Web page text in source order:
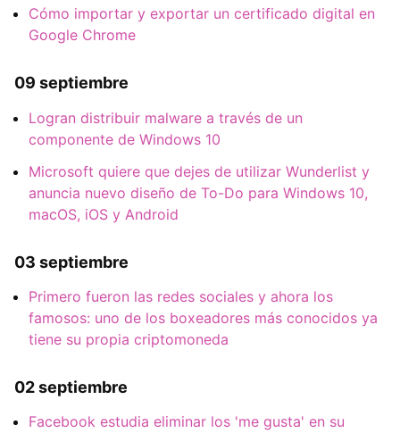
Cómo importar y exportar un certificado digital en
Google Chrome
09 septiembre
Logran distribuir malware a través de un
componente de Windows 10
Microsoft quiere que dejes de utilizar Wunderlist y
anuncia nuevo diseño de To-Do para Windows 10,
macOS, iOS y Android
03 septiembre
Primero fueron las redes sociales y ahora los
famosos: uno de los boxeadores más conocidos ya
tiene su propia criptomoneda
02 septiembre
Facebook estudia eliminar los 'me gusta' en su